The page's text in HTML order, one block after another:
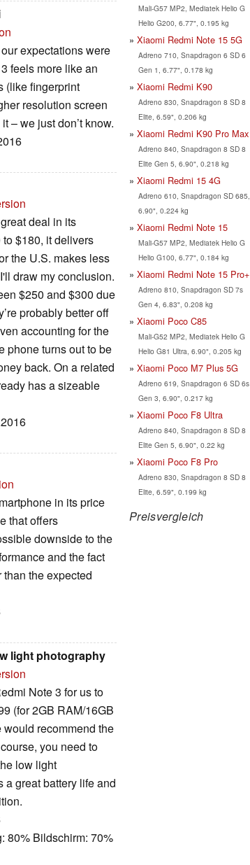
expectations were
feels more like an
(like fingerprint
resolution screen
– we just don’t know.
deal in its
$180, it delivers
the U.S. makes less
draw my conclusion.
$250 and $300 due
probably better off
accounting for the
phone turns out to be
back. On a related
has a sizeable
in its price
that offers
downside to the
and the fact
the expected
light photography
Note 3 for us to
(for 2GB RAM/16GB
would recommend the
you need to
low light
a great battery life and
80% Bildschirm: 70%
Mali-G57 MP2, Mediatek Helio G
Helio G200, 6.77", 0.195 kg
Xiaomi Redmi Note 15 5G
Adreno 710, Snapdragon 6 SD 6
Gen 1, 6.77", 0.178 kg
Xiaomi Redmi K90
Adreno 830, Snapdragon 8 SD 8
Elite, 6.59", 0.206 kg
Xiaomi Redmi K90 Pro Max
Adreno 840, Snapdragon 8 SD 8
Elite Gen 5, 6.90", 0.218 kg
Xiaomi Redmi 15 4G
Adreno 610, Snapdragon SD 685,
6.90", 0.224 kg
Xiaomi Redmi Note 15
Mali-G57 MP2, Mediatek Helio G
Helio G100, 6.77", 0.184 kg
Xiaomi Redmi Note 15 Pro+
Adreno 810, Snapdragon SD 7s
Gen 4, 6.83", 0.208 kg
Xiaomi Poco C85
Mali-G52 MP2, Mediatek Helio G
Helio G81 Ultra, 6.90", 0.205 kg
Xiaomi Poco M7 Plus 5G
Adreno 619, Snapdragon 6 SD 6s
Gen 3, 6.90", 0.217 kg
Xiaomi Poco F8 Ultra
Adreno 840, Snapdragon 8 SD 8
Elite Gen 5, 6.90", 0.22 kg
Xiaomi Poco F8 Pro
Adreno 830, Snapdragon 8 SD 8
Elite, 6.59", 0.199 kg
Preisvergleich